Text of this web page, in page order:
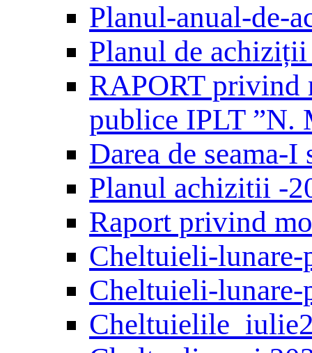
Planul-anual-de-
Planul de
RAPORT privind
publice IPLT ”N.
Darea de seama-I
Planul achizitii -
Raport privind
Сheltuieli-lunare-
Cheltuieli-